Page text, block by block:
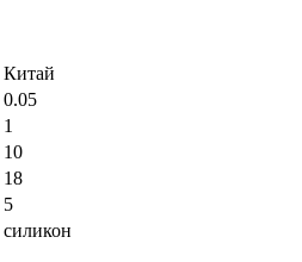
Китай
0.05
1
10
18
5
силикон